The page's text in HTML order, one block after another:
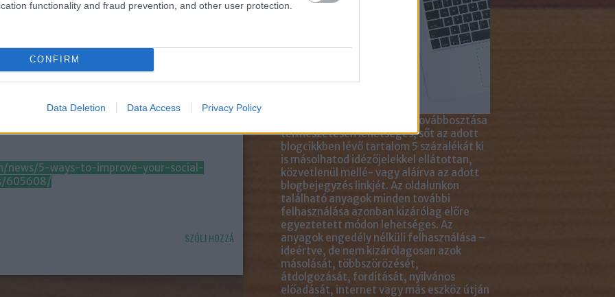
functionality and fraud prevention, and other user protection.
CONFIRM
Data Deletion Data Access Privacy Policy
a márka felismerhetőségét és a
az összes közösségi média funkciót és
„Hogyan járul hozzá az általános
a márkaismertségemet?”
lehet a márkaépítésre és az
news/5-ways-to-improve-your-social-
605608/
SZÓLJ HOZZÁ
Az anyagok linkkel történő továbbosztása
természetesen lehetséges, sőt az adott
blogcikkben lévő tartalom 5 százalékát ki
is másolhatod idézőjelekkel ellátottan,
közvetlenül mellé- vagy aláírva az adott
blogbejegyzés linkjét. Az oldalunkon
található anyagok minden további
felhasználása azonban kizárólag előre
egyeztetett módon lehetséges. Az
anyagok engedély nélküli felhasználása –
ideértve, de nem kizárólagosan azok
másolását, többszörözését,
átdolgozását, fordítását, nyilvános
előadását, internet vagy más eszköz útján